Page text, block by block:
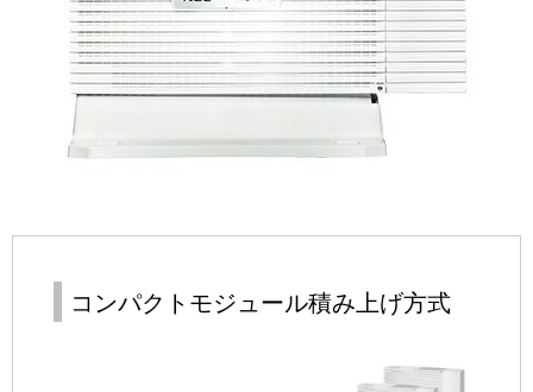
コンパクトモジュール積み上げ方式